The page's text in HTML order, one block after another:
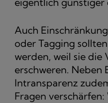
Auch
oder Tagging
werden, weil sie die
erschweren. Neben
Intransparenz
Fragen